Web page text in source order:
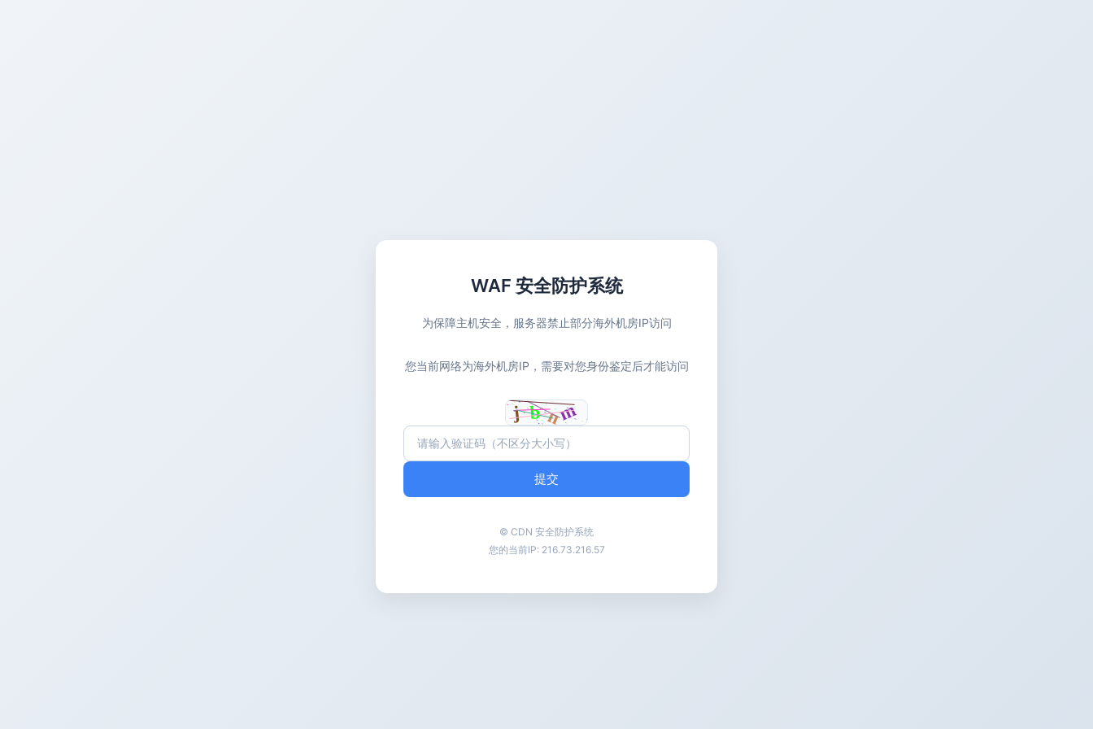
WAF 安全防护系统
为保障主机安全，服务器禁止部分海外机房IP访问
您当前网络为海外机房IP，需要对您身份鉴定后才能访问
提交
© CDN 安全防护系统
您的当前IP: 216.73.216.57